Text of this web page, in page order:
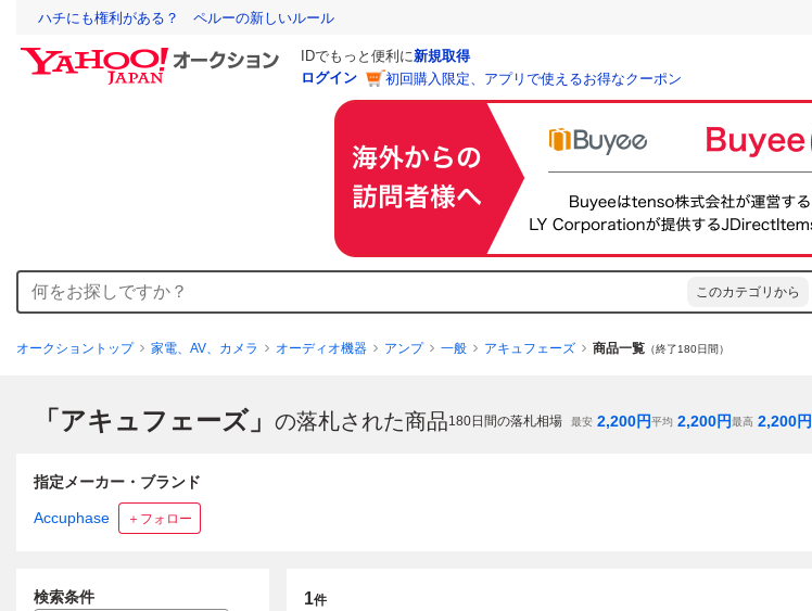
ハチにも権利がある？ ペルーの新しいルール
IDでもっと便利に新規取得
ログイン
初回購入限定、アプリで使えるお得なクーポン
このカテゴリから
オークショントップ 家電、AV、カメラ オーディオ機器 アンプ 一般 アキュフェーズ 商品一覧 （終了180日間）
「アキュフェーズ」 の落札された商品180日間の落札相場 最安 2,200円平均 2,200円最高 2,200円
指定メーカー・ブランド
Accuphase ＋フォロー
1件
検索条件